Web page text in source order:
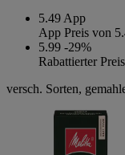
5.49 App
App Preis von
5.99 -29%
Rabattierter
versch. Sorten,